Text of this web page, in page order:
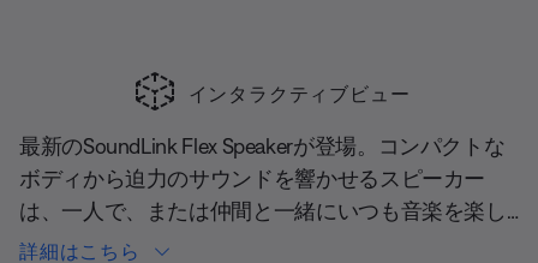
インタラクティブビュー
計スライド
最新のSoundLink Flex Speakerが登場。コンパクトな
ボディから迫力のサウンドを響かせるスピーカー
は、一人で、または仲間と一緒にいつも音楽を楽し
みたい方におすすめです。耐久性にも優れているた
詳細はこちら